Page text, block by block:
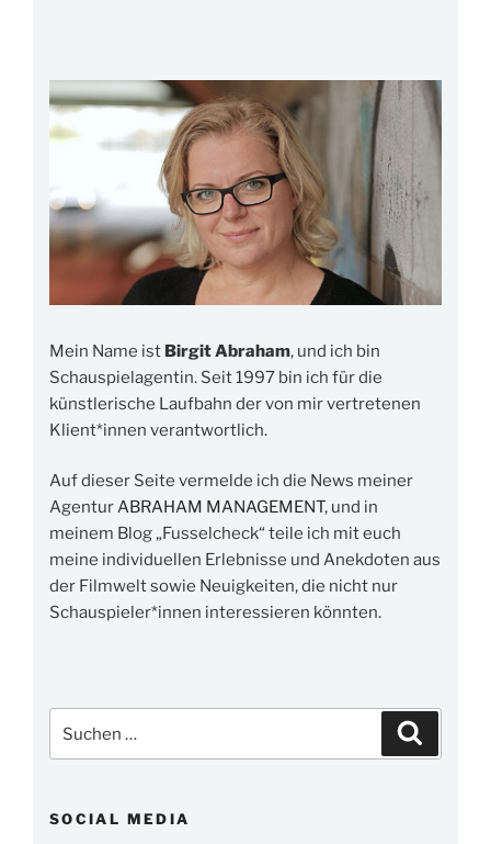
Mein Name ist Birgit Abraham, und ich bin
Schauspielagentin. Seit 1997 bin ich für die
künstlerische Laufbahn der von mir vertretenen
Klient*innen verantwortlich.
Auf dieser Seite vermelde ich die News meiner
AgenturABRAHAM MANAGEMENT, und in
meinem Blog „Fusselcheck“ teile ich mit euch
meine individuellen Erlebnisse und Anekdoten aus
der Filmwelt sowie Neuigkeiten, die nicht nur
Schauspieler*innen interessieren könnten.
nach:
SOCIAL MEDIA